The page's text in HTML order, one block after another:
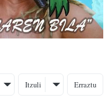
Itzuli Erraztu